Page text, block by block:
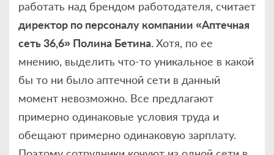
работать над брендом работодателя, считает
директор по персоналу компании «Аптечная
сеть 36,6» Полина Бетина.Хотя, по ее
мнению, выделить что-то уникальное в какой
бы то ни было аптечной сети в данный
момент невозможно. Все предлагают
примерно одинаковые условия труда и
обещают примерно одинаковую зарплату.